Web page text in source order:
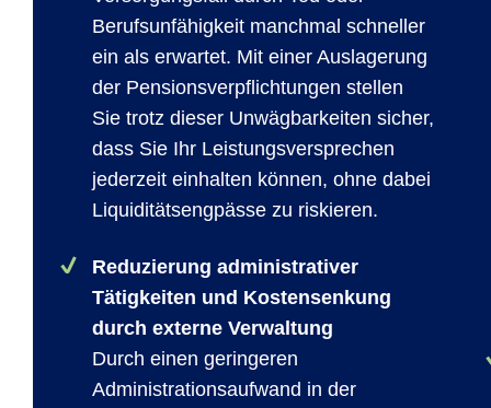
Berufsunfähigkeit manchmal schneller
ein als erwartet. Mit einer Auslagerung
der Pensionsverpflichtungen stellen
Sie trotz dieser Unwägbarkeiten sicher,
dass Sie Ihr Leistungsversprechen
jederzeit einhalten können, ohne dabei
Liquiditätsengpässe zu riskieren.
Reduzierung administrativer
Tätigkeiten und Kostensenkung
durch externe Verwaltung
Durch einen geringeren
Administrationsaufwand in der